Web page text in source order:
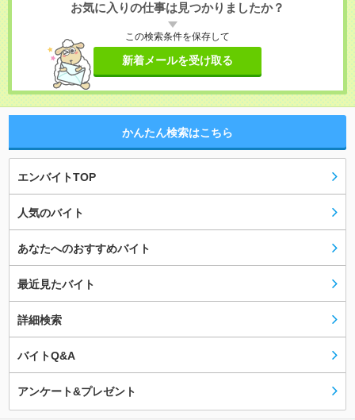
お気に入りの仕事は見つかりましたか？
この検索条件を保存して
新着メールを受け取る
かんたん検索はこちら
エンバイトTOP
人気のバイト
あなたへのおすすめバイト
最近見たバイト
詳細検索
バイトQ&A
アンケート&プレゼント